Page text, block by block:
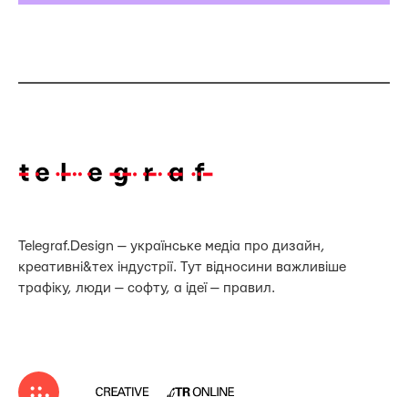
Telegraf.Design — українське медіа про дизайн,
креативні&тех індустрії. Тут відносини важливіше
трафіку, люди — софту, а ідеї — правил.